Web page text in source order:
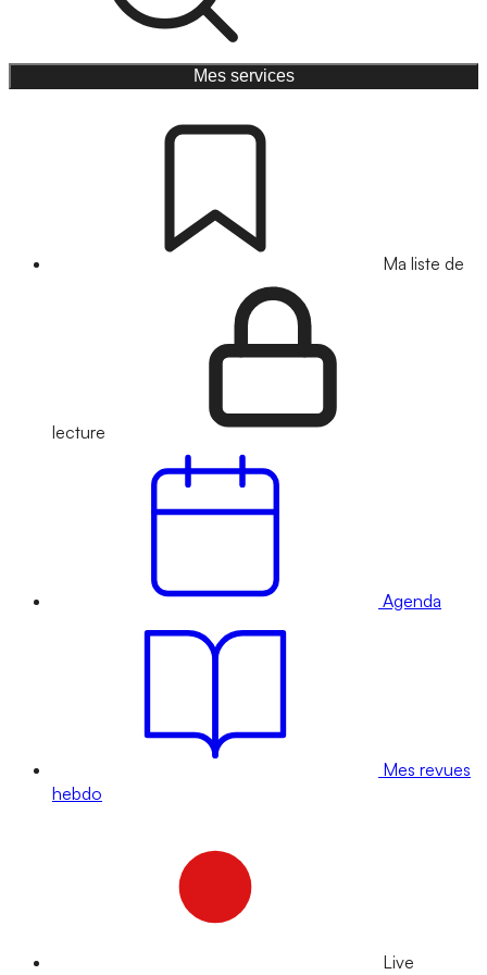
Mes services
Ma liste de
lecture
Agenda
Mes revues
hebdo
Live